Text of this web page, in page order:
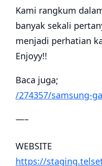
Kami rangkum
banyak sekali
menjadi perhatian
Enjoyy!!
Baca juga;
/274357/samsung-
—–
WEBSITE
https://